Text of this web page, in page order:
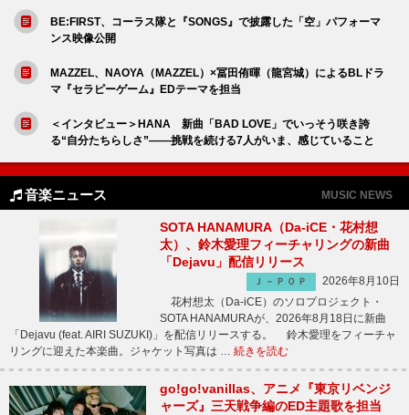
BE:FIRST、コーラス隊と『SONGS』で披露した「空」パフォーマ
ンス映像公開
MAZZEL、NAOYA（MAZZEL）×冨田侑暉（龍宮城）によるBLドラ
マ『セラピーゲーム』EDテーマを担当
＜インタビュー＞HANA 新曲「BAD LOVE」でいっそう咲き誇
る“自分たちらしさ”――挑戦を続ける7人がいま、感じていること
音楽ニュース MUSIC NEWS
SOTA HANAMURA（Da-iCE・花村想
太）、鈴木愛理フィーチャリングの新曲
「Dejavu」配信リリース
Ｊ－ＰＯＰ
2026年8月10日
花村想太（Da-iCE）のソロプロジェクト・
SOTA HANAMURAが、2026年8月18日に新曲
「Dejavu (feat. AIRI SUZUKI)」を配信リリースする。 鈴木愛理をフィーチャ
リングに迎えた本楽曲。ジャケット写真は … 続きを読む
go!go!vanillas、アニメ『東京リベンジ
ャーズ』三天戦争編のED主題歌を担当